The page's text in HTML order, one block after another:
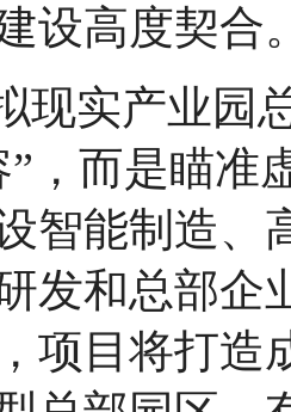
设高度契合
现实产业园
”，而是瞄准
智能制造、
发和总部企
项目将打造